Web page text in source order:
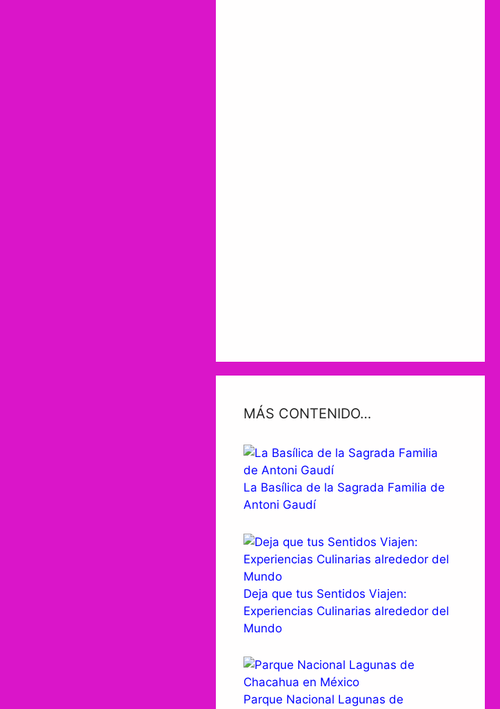
MÁS CONTENIDO…
La Basílica de la Sagrada Familia de
Antoni Gaudí
Deja que tus Sentidos Viajen:
Experiencias Culinarias alrededor del
Mundo
Parque Nacional Lagunas de